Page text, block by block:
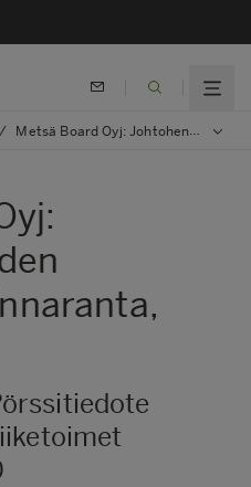
/ Metsä Board Oyj: Johtohenkilöiden liiketoimet (Linnaranta, Jussi)